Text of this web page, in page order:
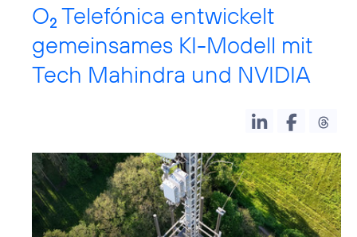
O2 Telefónica entwickelt
gemeinsames KI-Modell mit
Tech Mahindra und NVIDIA